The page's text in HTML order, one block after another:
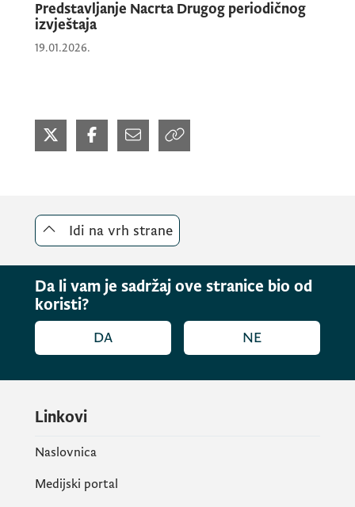
tržišta rada u Ministarstvu rada i socijalnog
staranja,Mirsad Azemović
projekta PLAC projekta,
kvalifikacija za sektorske profesije, govoriće
ekspertkinja PLAC projekta,
Predstavljanje Nacrta Drugog periodičnog
izvještaja
19.01.2026.
Idi na vrh strane
Da li vam je sadržaj ove stranice bio od
koristi?
DA NE
Linkovi
Naslovnica
Medijski portal